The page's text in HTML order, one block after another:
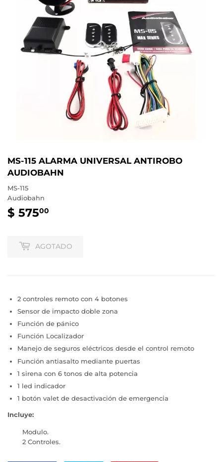
MS-115 ALARMA UNIVERSAL ANTIROBO
AUDIOBAHN
MS-115
Audiobahn
$ 57500
AGOTADO
2 controles remoto con 4 botones
Sensor de impacto doble zona
Función de pánico
Función Localizador
Manejo de seguros eléctricos desde el control remoto
Función antiasalto mediante puertas
1 sirena con 6 tonos de alta potencia
1 led indicador
1 botón valet de desactivación de emergencia
Incluye:
Modulo.
2 Controles.